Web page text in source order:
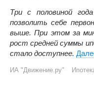
Три с половиной
позволить себе
выше. При этом за
рост средней суммы
стало доступнее.
ИА "Движение.ру"